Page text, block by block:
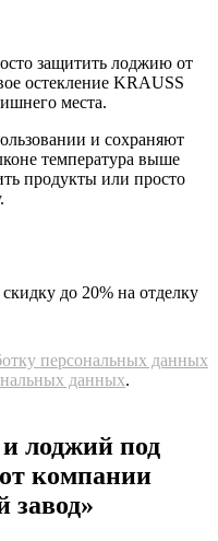
защитить лоджию от
остекление KRAUSS
места.
и сохраняют
температура выше
продукты или просто
до 20% на отделку
персональных данных
данных.
лоджий под
компании
завод»